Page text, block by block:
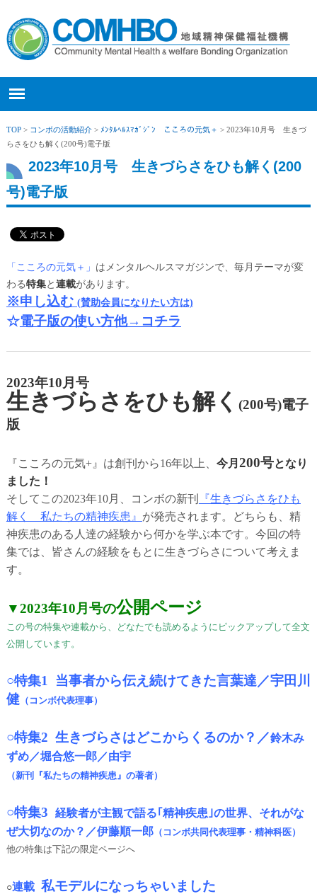
TOP> コンボの活動紹介> ﾒﾝﾀﾙﾍﾙｽﾏｶﾞｼﾞﾝ こころの元気＋ > 2023年10月号 生きづ
らさをひも解く(200号)電子版
2023年10月号 生きづらさをひも解く(200
号)電子版
「こころの元気＋ 」 はメンタルヘルスマガジンで、毎月テーマが変
わる特集と 連載があります。
※申し込む (賛助会員になりたい方は)
☆電子版の使い方他→コチラ
2023年10月号
生きづらさをひも解く (200号)電子
版
『こころの元気+』は創刊から16年以上、 今月 200号となり
ました！
そしてこの2023年10月、コンボの新刊
『生きづらさをひも
解く 私たちの精神疾患』 が発売されます。どちらも、精
神疾患のある人達の経験から何かを学ぶ本です。今回の特
集では、皆さんの経験をもとに生きづらさについて考えま
す。
▼2023年10月号の公開ページ
この号の特集や連載から、どなたでも読めるようにピックアップして全文
公開しています。
○特集1 当事者から伝え続けてきた言葉達／宇田川
健（コンボ代表理事）
○特集2 生きづらさはどこからくるのか？／鈴木み
ずめ／堀合悠一郎／由宇
（新刊『私たちの精神疾患』の著者）
○特集3
経験者が主観で語る｢精神疾患｣の世界、それがな
ぜ大切なのか？／伊藤順一郎（コンボ共同代表理事・精神科医）
他の特集は下記の限定ページへ
○連載 私モデルになっちゃいました